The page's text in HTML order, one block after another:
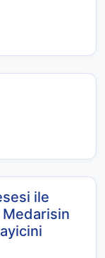
ile
Medarisin